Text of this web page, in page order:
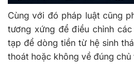
Cùng với đó pháp luật cũng
tương xứng để điều chỉnh
tạp để dòng tiền từ hệ sinh
thoát hoặc không về đúng chủ